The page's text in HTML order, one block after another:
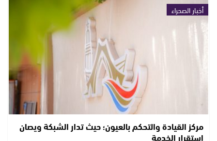
أخبار الصحراء
مركز القيادة والتحكم بالعيون؛ حيث تدار الشبكة ويصان
استقرار الخدمة